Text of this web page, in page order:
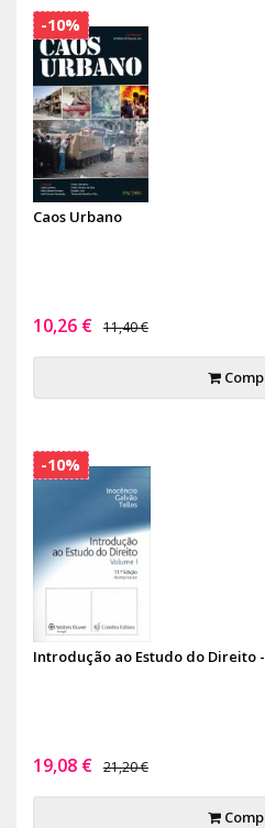
Caos Urbano
10,26 € 11,40 €
-10%
Introdução ao Estudo do Direito
19,08 € 21,20 €
-10%